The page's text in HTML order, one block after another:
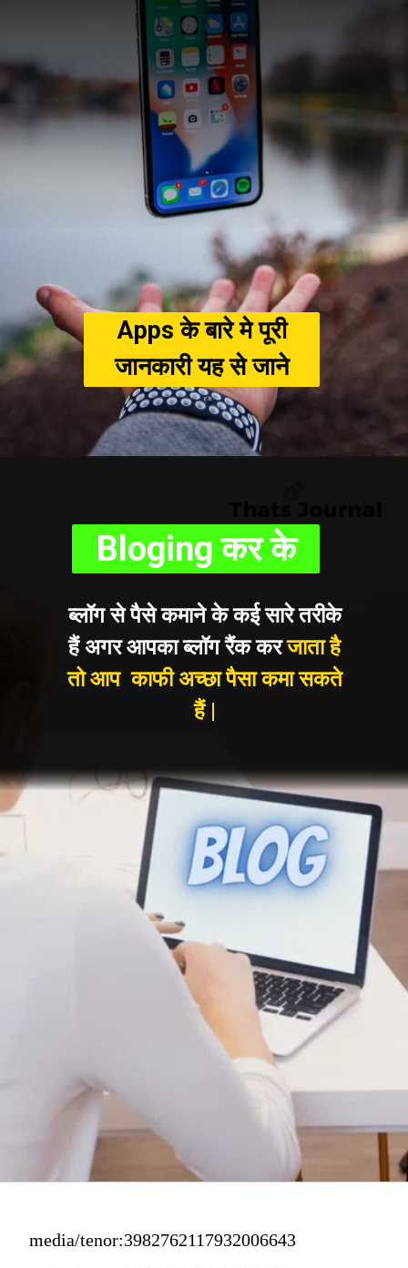
Apps के बारे मे पूरी
जानकारी यह से जाने
ब्लॉग से पैसे कमाने के कई सारे तरीके
हैं अगर आपका ब्लॉग रैंक करजाता है
तो आप काफी अच्छा पैसा कमा सकते
हैं |
Bloging कर के
media/tenor:3982762117932006643